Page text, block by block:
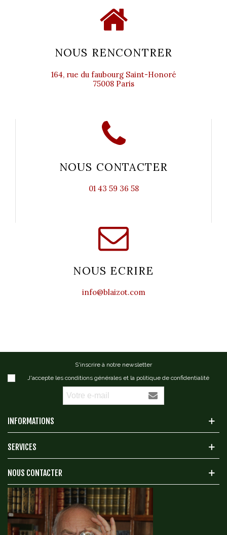
NOUS RENCONTRER
164, rue du faubourg Saint-Honoré
75008 Paris
NOUS CONTACTER
01 43 59 36 58
NOUS ECRIRE
info@blaizot.com
S'inscrire à notre newsletter
J'accepte les conditions générales et la politique de confidentialité
INFORMATIONS
SERVICES
NOUS CONTACTER